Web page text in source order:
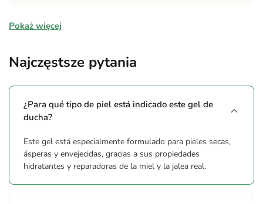
Składniki
AROMA, HYDROLYZED WHEAT PROTEIN, GLYCERIN,
BENZOATE, BENZYL SALICYLATE, COUMARIN, ROYAL JELLY
Ostrzeżenia
No ingerir. Evitar contacto con ojos y mucosas. Proteger de la
luz solar. Por su procedencia natural se pueden producir
variaciones en el color y la presencia de sedimentos. pH
Pokaż więcej
Najczęstsze pytania
¿Para qué tipo de piel está indicado este gel de
ducha?
Este gel está especialmente formulado para pieles secas,
ásperas y envejecidas, gracias a sus propiedades
hidratantes y reparadoras de la miel y la jalea real.